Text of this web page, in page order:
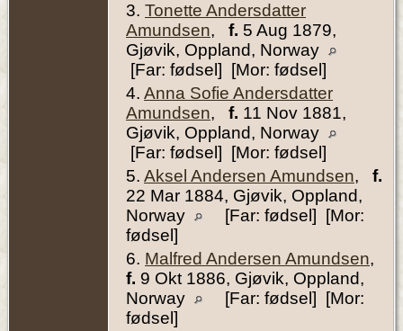
3. Tonette Andersdatter
Amundsen, f. 5 Aug 1879,
Gjøvik, Oppland, Norway
[Far: fødsel] [Mor: fødsel]
4. Anna Sofie Andersdatter
Amundsen, f. 11 Nov 1881,
Gjøvik, Oppland, Norway
[Far: fødsel] [Mor: fødsel]
5. Aksel Andersen Amundsen, f.
22 Mar 1884, Gjøvik, Oppland,
Norway
[Far: fødsel] [Mor:
fødsel]
6. Malfred Andersen Amundsen,
f. 9 Okt 1886, Gjøvik, Oppland,
Norway
[Far: fødsel] [Mor:
fødsel]